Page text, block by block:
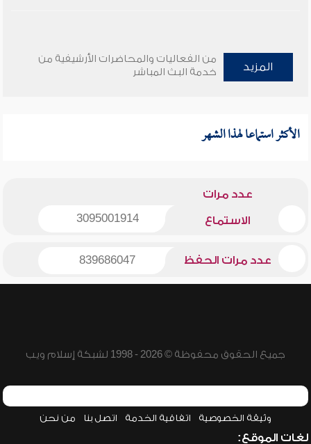
المزيد
من الفعاليات والمحاضرات الأرشيفية من
خدمة البث المباشر
الأكثر استماعا لهذا الشهر
عدد مرات
الاستماع 3095001914
عدد مرات الحفظ 839686047
جميع الحقوق محفوظة © 2026 - 1998 لشبكة إسلام ويب
وثيقة الخصوصية اتفاقية الخدمة اتصل بنا من نحن
لغات الموقع: